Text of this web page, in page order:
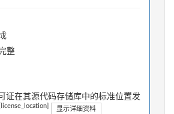
整
证在其源代码存储库中的标准位置发
[license_location] 显示详细资料